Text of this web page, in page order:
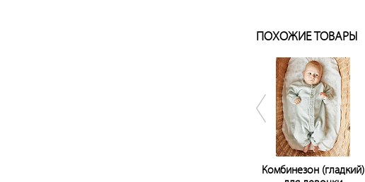
ПОХОЖИЕ ТОВАРЫ
Комбинезон (гладкий)